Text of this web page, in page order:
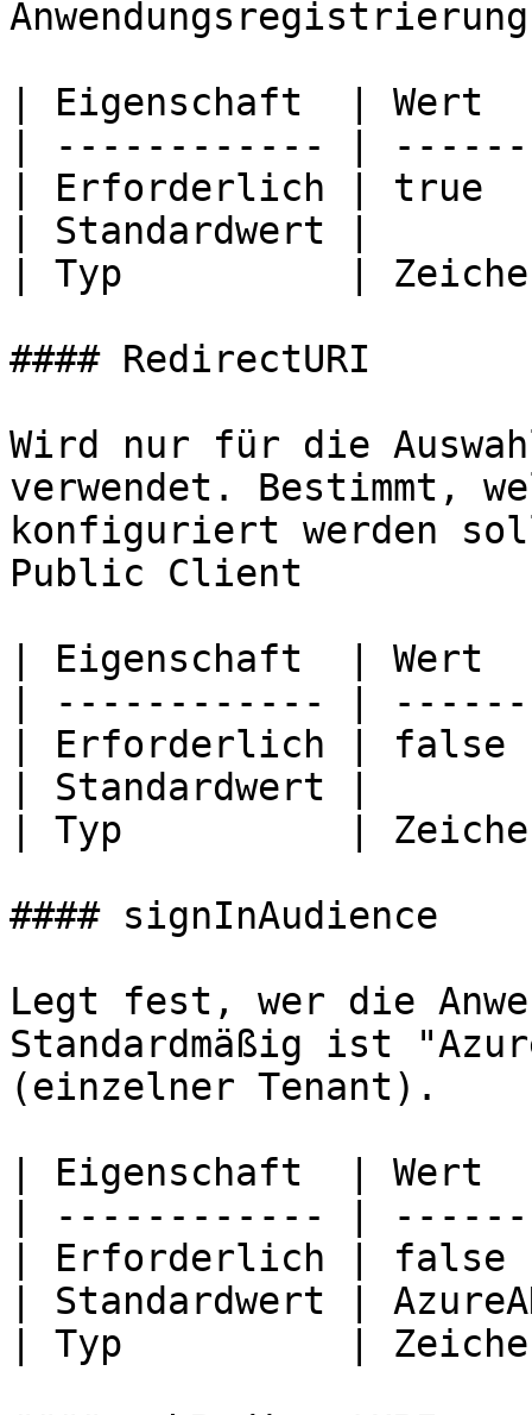
| Eigenschaft  |
| ------------ |
| Erforderlich |
| Standardwert |
| Typ          |
#### RedirectURI
Wird nur für die
verwendet. Bestimmt,
konfiguriert werden
Public Client
| Eigenschaft  |
| ------------ |
| Erforderlich |
| Standardwert |
| Typ          |
#### signInAudience
Legt fest, wer die
Standardmäßig ist
(einzelner Tenant).
| Eigenschaft  |
| ------------ |
| Erforderlich |
| Standardwert |
| Typ          |